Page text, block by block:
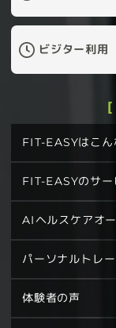
ビジター利用
[
FIT-EASYはこん
FIT-EASYのサー
AIヘルスケアオ
パーソナルトレ
体験者の声